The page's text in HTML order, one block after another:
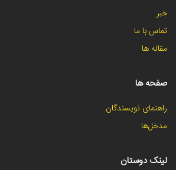
خبر
تماس با ما
مقاله ها
صفحه ها
راهنمای نویسندگان
مدخل‌ها
لینک دوستان